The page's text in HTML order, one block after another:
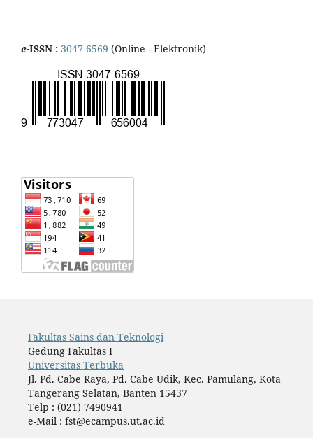
e-ISSN : 3047-6569 (Online - Elektronik)
Fakultas Sains dan Teknologi
Gedung Fakultas I
Universitas Terbuka
Jl. Pd. Cabe Raya, Pd. Cabe Udik, Kec. Pamulang, Kota
Tangerang Selatan, Banten 15437
Telp : (021) 7490941
e-Mail : fst@ecampus.ut.ac.id